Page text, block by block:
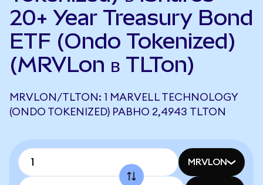
20+ Year Treasury Bond
ETF (Ondo Tokenized)
(MRVLon в TLTon)
MRVLON/TLTON: 1 MARVELL TECHNOLOGY
(ONDO TOKENIZED) РАВНО 2,4943 TLTON
MRVLON